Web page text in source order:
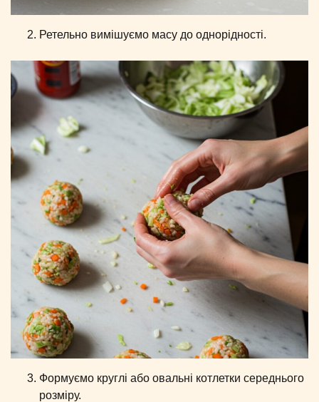
Ретельно вимішуємо масу до однорідності.
Формуємо круглі або овальні котлетки середнього
розміру.